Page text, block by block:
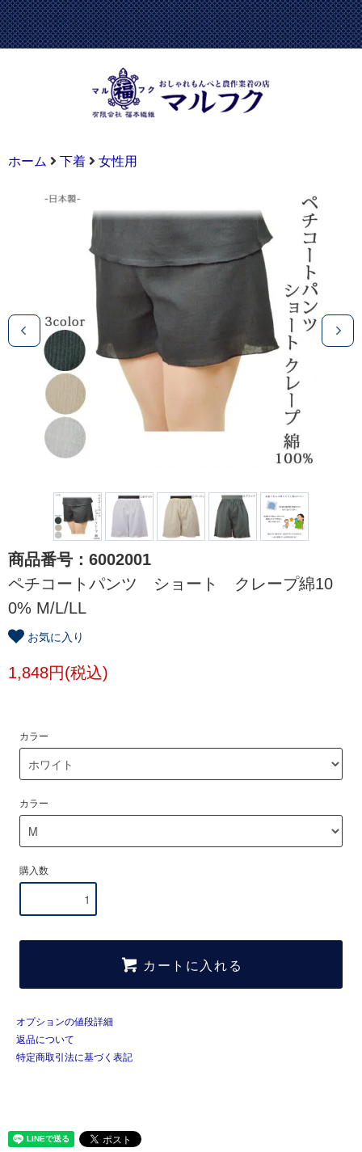
ホーム 下着 女性用
商品番号：6002001
ペチコートパンツ ショート クレープ綿10
0% M/L/LL
お気に入り
1,848円(税込)
カラー
カラー
購入数
カートに入れる
オプションの値段詳細
返品について
特定商取引法に基づく表記